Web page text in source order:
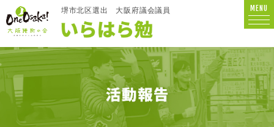
MENU
堺市北区選出 大阪府議会議員